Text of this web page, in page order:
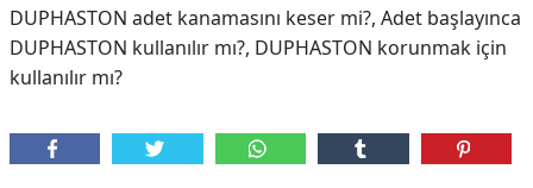
DUPHASTON adet kanamasını keser mi?, Adet başlayınca
DUPHASTON kullanılır mı?, DUPHASTON korunmak için
kullanılır mı?